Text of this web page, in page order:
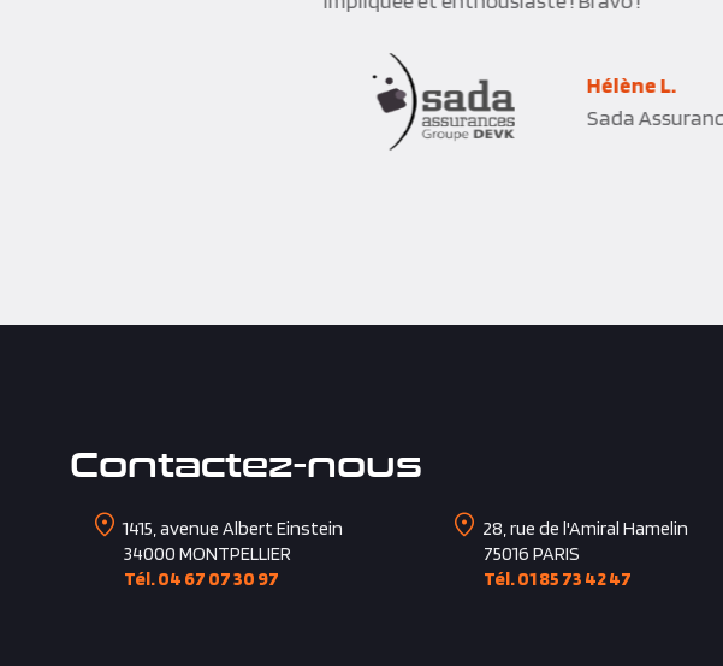
Pierre B.
Europcar
Contactez-nous
1415, avenue Albert Einstein
34000 MONTPELLIER
Tél. 04 67 07 30 97
28, rue de l'Amiral Hamelin
75016 PARIS
Tél. 01 85 73 42 47